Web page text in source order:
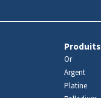
Produits
Or
Argent
Platine